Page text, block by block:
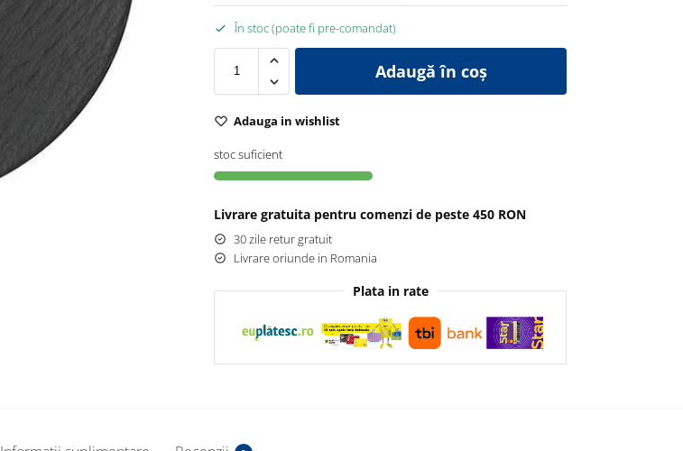
În stoc (poate fi pre-comandat)
Adaugă în coș
Adauga in wishlist
stoc suficient
Livrare gratuita pentru comenzi de peste 450 RON
30 zile retur gratuit
Livrare oriunde in Romania
Plata in rate